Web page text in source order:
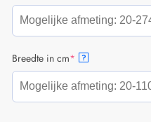
Breedte in cm* ?